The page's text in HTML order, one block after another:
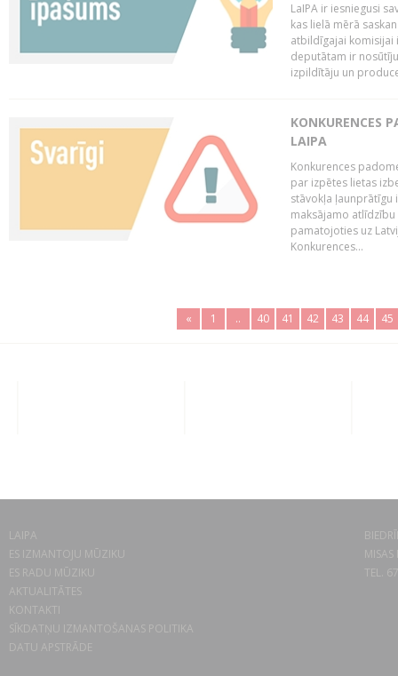
LaIPA ir iesniegusi
kas lielā mērā
atbildīgajai komisijai
deputātam ir
izpildītāju un
KONKURENCES
LAIPA
Konkurences
par izpētes lietas
stāvokļa ļaunprātīgu
maksājamo
pamatojoties uz
Konkurences...
« 1 .. 40 41 42 43 44 45
LAIPA
ES IZMANTOJU MŪZIKU
ES RADU MŪZIKU
AKTUALITĀTES
KONTAKTI
SĪKDATŅU IZMANTOŠANAS POLITIKA
DATU APSTRĀDE
TEL.